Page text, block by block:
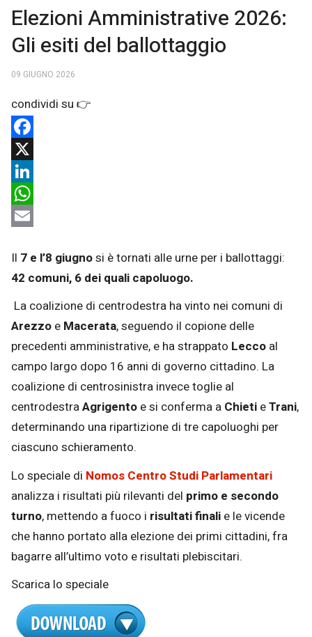
Elezioni Amministrative 2026:
Gli esiti del ballottaggio
09 GIUGNO 2026
Facebook
X
LinkedIn
WhatsApp
Il 7 e l’8 giugnosi è tornati alle urne per i ballottaggi:
42 comuni, 6 dei quali capoluogo.
La coalizione di centrodestra ha vinto nei comuni di
Arezzo e Macerata, seguendo il copione delle
precedenti amministrative, e ha strappato Lecco al
campo largo dopo 16 anni di governo cittadino. La
coalizione di centrosinistra invece toglie al
centrodestraAgrigento e si conferma a Chieti eTrani,
determinando una ripartizione di tre capoluoghi per
ciascuno schieramento.
Lo speciale di Nomos Centro Studi Parlamentari
analizza i risultati più rilevanti del primo e secondo
turno, mettendo a fuoco i risultati finali e le vicende
che hanno portato alla elezione dei primi cittadini, fra
bagarre all’ultimo voto e risultati plebiscitari.
Scarica lo speciale